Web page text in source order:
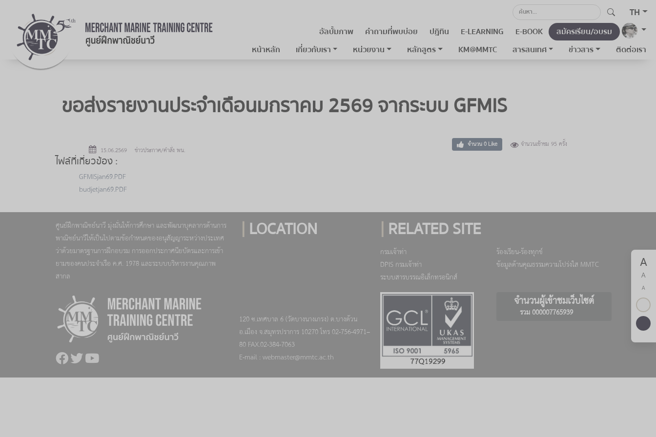
TH
อัลบั้มภาพ คำถามที่พบบ่อย ปฎิทิน E-LEARNING E-BOOK
สมัครเรียน/อบรม
หน้าหลัก
เกี่ยวกับเรา หน่วยงาน หลักสูตร KM@MMTC สารสนเทศ ข่าวสาร ติดต่อเรา
ขอส่งรายงานประจำเดือนมกราคม 2569 จากระบบ GFMIS
15.06.2569 ข่าวประกาศ/คำสั่ง พน.
จำนวน0Like จำนวนเข้าชม 95 ครั้ง
ไฟล์ที่เกี่ยวข้อง :
GFMISjan69.PDF
budjetjan69.PDF
ศูนย์ฝึกพาณิชย์นาวี มุ่งมั่นให้การศึกษา และพัฒนาบุคลากรด้านการ
พาณิชย์นาวีให้เป็นไปตามข้อกำหนดของอนุสัญญาระหว่างประเทศ
ว่าด้วยมาตรฐานการฝึกอบรม การออกประกาศนียบัตรและการเข้า
ยามของคนประจำเรือ ค.ศ. 1978 และระบบบริหารงานคุณภาพ
สากล
| LOCATION
120 ซ.เทศบาล 6 (วัดบางนางเกรง) ต.บางด้วน
อ.เมือง จ.สมุทรปราการ 10270 โทร 02-756-4971–
80 FAX.02-384-7063
E-mail : webmaster@mmtc.ac.th
| RELATED SITE
กรมเจ้าท่า
DPIS กรมเจ้าท่า
ระบบสารบรรณอิเล็กทรอนิกส์
ร้องเรียน-ร้องทุกข์
ข้อมูลด้านคุณธรรมความโปร่งใส MMTC
จำนวนผู้เข้าชมเว็บไซต์
รวม 000007765939
A
A
A